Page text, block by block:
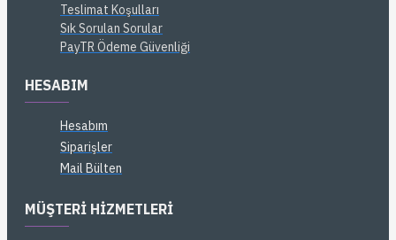
Teslimat Koşulları
Sık Sorulan Sorular
PayTR Ödeme Güvenliği
HESABIM
Hesabım
Siparişler
Mail Bülten
MÜŞTERI HIZMETLERI